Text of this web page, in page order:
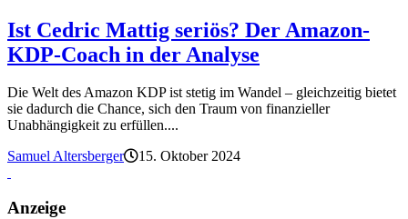
Ist Cedric Mattig seriös? Der Amazon-
KDP-Coach in der Analyse
Die Welt des Amazon KDP ist stetig im Wandel – gleichzeitig bietet
sie dadurch die Chance, sich den Traum von finanzieller
Unabhängigkeit zu erfüllen....
Samuel Altersberger
15. Oktober 2024
Anzeige